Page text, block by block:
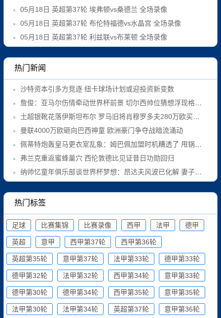
05月18日 英超第37轮 埃弗顿vs桑德兰 全场录像
05月18日 英超第37轮 布伦特福德vs水晶宫 全场录像
05月18日 英超第37轮 利兹联vs布莱顿 全场录像
热门新闻
沙特资本引多方竞逐 纽卡球场计划或迎投资新变数
詹俊：亚马尔伤情牵动世界杯前景 切尔西帅位猜想浮现格拉斯纳
土超银靴花落伊斯坦布尔 罗马旧将肖穆罗多夫280万欧买断成交
曼联4000万欧砸向巴西神童 欧洲豪门争夺战暗流涌动
佩蒂特炮轰皇马更衣室乱象：姆巴佩加盟时机糟透了 甩锅裁判已成习惯
弗兰克重返蜜蜂巢穴 西伦敦德比见证昔日功勋回归
纳帅忆童年俱乐部谈世界杯梦想：昂达夫风波已化解 妻子是最佳"校准器"
热门标签
足球 比赛集锦 比赛录像 西甲 法甲 德甲
英超 意甲 西甲第37轮 西甲第36轮
英超第35轮 意甲第37轮 法甲第33轮 德甲第33轮
德甲第32轮 法甲第32轮 西甲第34轮 意甲第33轮
德甲第30轮 德甲第34轮 西甲第35轮 意甲第35轮
法甲第30轮 法甲第34轮 英超第37轮 意甲第36轮